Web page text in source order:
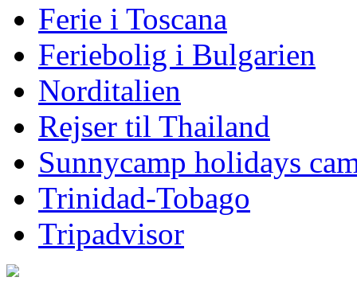
Ferie i Toscana
Feriebolig i Bulgarien
Norditalien
Rejser til Thailand
Sunnycamp holidays
Trinidad-Tobago
Tripadvisor